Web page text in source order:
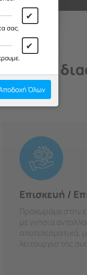
με
Επισκευή /
Προχωράμε στην
με γνήσια
αποτελεσματικά,
λειτουργία της
✔
σας.
✔
Όλων